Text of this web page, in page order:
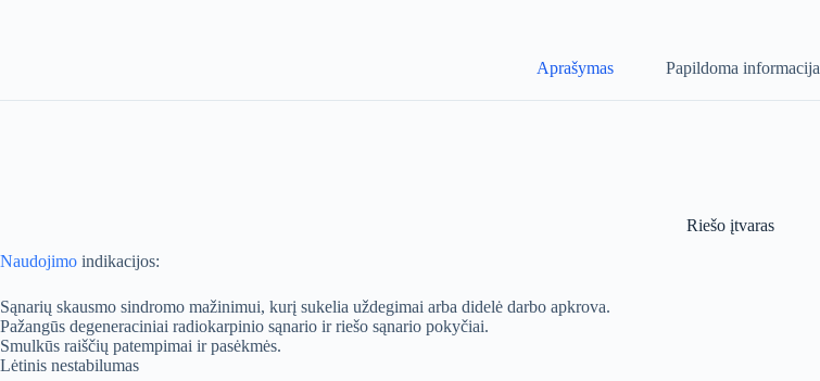
t
Aprašymas Papildoma informacija
Riešo įtvaras
Naudojimo indikacijos:
Sąnarių skausmo sindromo mažinimui, kurį sukelia uždegimai arba didelė darbo apkrova.
Pažangūs degeneraciniai radiokarpinio sąnario ir riešo sąnario pokyčiai.
Smulkūs raiščių patempimai ir pasėkmės.
Lėtinis nestabilumas